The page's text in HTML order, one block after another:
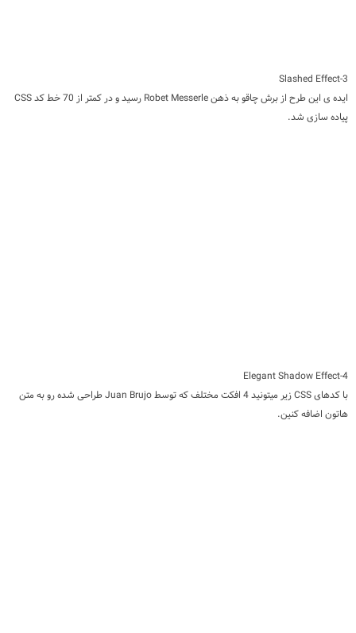
3-Slashed Effect
ایده ی این طرح از برش چاقو به ذهن Robet Messerle رسید و در کمتر از 70 خط کد CSS
پیاده سازی شد.
4-Elegant Shadow Effect
با کدهای CSS زیر میتونید 4 افکت مختلف که توسط Juan Brujo طراحی شده رو به متن
هاتون اضافه کنین.